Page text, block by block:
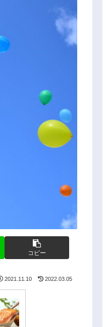
コピー
2021.11.10 2022.03.05